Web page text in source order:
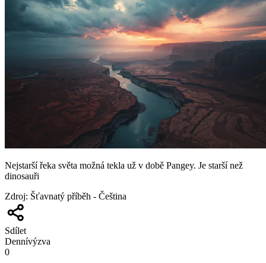
Nejstarší řeka světa možná tekla už v době Pangey. Je starší než
dinosauři
Zdroj: Šťavnatý příběh - Čeština
Sdílet
Dennívýzva
0